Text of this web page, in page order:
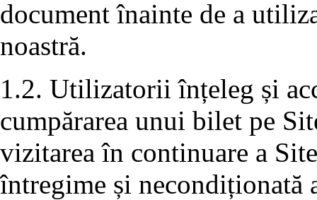
document înainte de a
noastră.
1.2. Utilizatorii înțeleg și
cumpărarea unui bilet pe
vizitarea în continuare a
întregime și